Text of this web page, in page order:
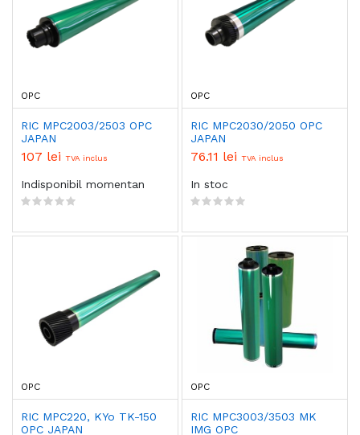
OPC
RIC MPC2003/2503 OPC
JAPAN
107 lei TVA inclus
Indisponibil momentan
OPC
RIC MPC2030/2050 OPC
JAPAN
76.11 lei TVA inclus
In stoc
OPC
RIC MPC220, KYo TK-150
OPC JAPAN
OPC
RIC MPC3003/3503 MK
IMG OPC